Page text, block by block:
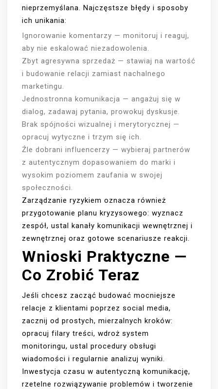
nieprzemyślana. Najczęstsze błędy i sposoby
ich unikania:
Ignorowanie komentarzy — monitoruj i reaguj,
aby nie eskalować niezadowolenia.
Zbyt agresywna sprzedaż — stawiaj na wartość
i budowanie relacji zamiast nachalnego
marketingu.
Jednostronna komunikacja — angażuj się w
dialog, zadawaj pytania, prowokuj dyskusje.
Brak spójności wizualnej i merytorycznej —
opracuj wytyczne i trzym się ich.
Źle dobrani influencerzy — wybieraj partnerów
z autentycznym dopasowaniem do marki i
wysokim poziomem zaufania w swojej
społeczności.
Zarządzanie ryzykiem oznacza również
przygotowanie planu kryzysowego: wyznacz
zespół, ustal kanały komunikacji wewnętrznej i
zewnętrznej oraz gotowe scenariusze reakcji.
Wnioski Praktyczne —
Co Zrobić Teraz
Jeśli chcesz zacząć budować mocniejsze
relacje z klientami poprzez social media,
zacznij od prostych, mierzalnych kroków:
opracuj filary treści, wdroż system
monitoringu, ustal procedury obsługi
wiadomości i regularnie analizuj wyniki.
Inwestycja czasu w autentyczną komunikację,
rzetelne rozwiązywanie problemów i tworzenie